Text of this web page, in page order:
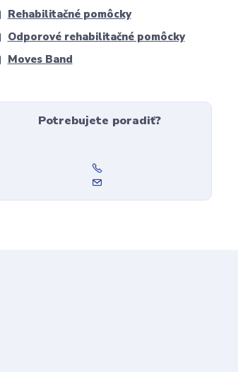
Rehabilitačné pomôcky
Odporové rehabilitačné pomôcky
Moves Band
Potrebujete poradiť?